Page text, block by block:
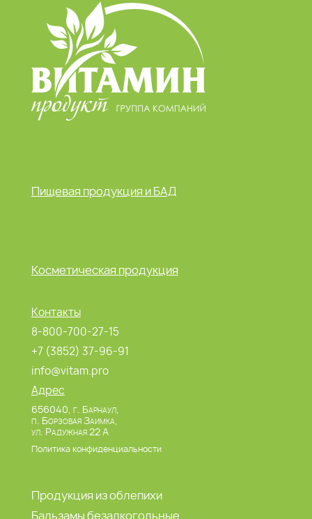
Пищевая продукция и БАД
Косметическая продукция
Контакты
8-800-700-27-15
+7 (3852) 37-96-91
info@vitam.pro
Адрес
656040, г. Барнаул,
п. Борзовая Заимка,
ул. Радужная 22 А
Политика конфиденциальности
Продукция из облепихи
Бальзамы безалкогольные